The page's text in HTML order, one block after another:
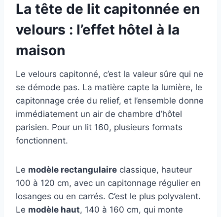
La tête de lit capitonnée en
velours : l’effet hôtel à la
maison
Le velours capitonné, c’est la valeur sûre qui ne
se démode pas. La matière capte la lumière, le
capitonnage crée du relief, et l’ensemble donne
immédiatement un air de chambre d’hôtel
parisien. Pour un lit 160, plusieurs formats
fonctionnent.
Le modèle rectangulaire classique, hauteur
100 à 120 cm, avec un capitonnage régulier en
losanges ou en carrés. C’est le plus polyvalent.
Le modèle haut, 140 à 160 cm, qui monte